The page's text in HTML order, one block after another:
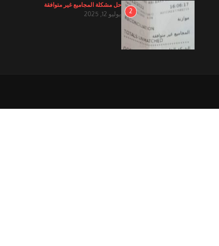
2
حل مشكلة المجاميع غير متوافقة
يوليو 12, 2025